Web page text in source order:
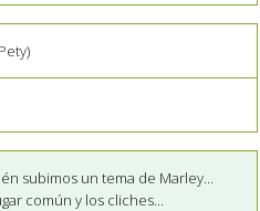
subimos un tema de Marley...
común y los cliches...